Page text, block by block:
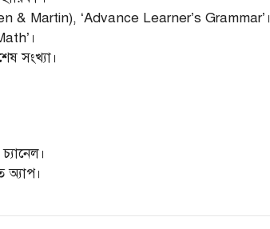
& Martin), ‘Advance Learner’s Grammar’।
সংখ্যা।
অ্যাপ।